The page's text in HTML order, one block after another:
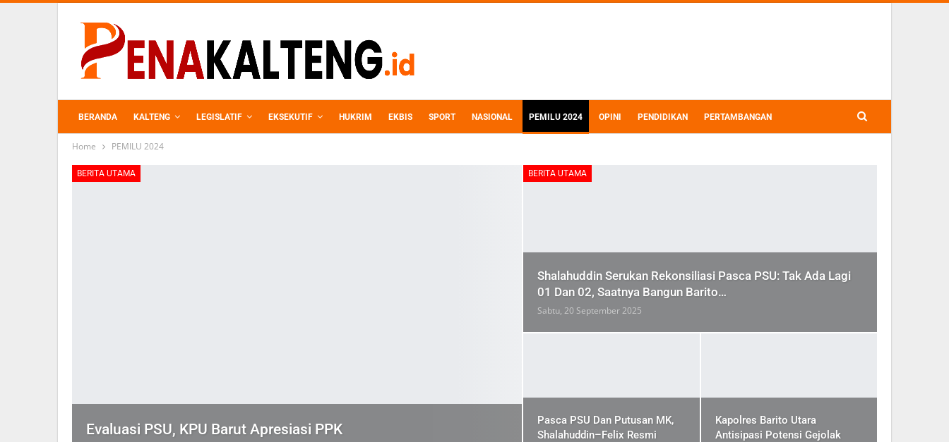
BERANDA KALTENG LEGISLATIF EKSEKUTIF HUKRIM EKBIS SPORT NASIONAL PEMILU 2024 OPINI PENDIDIKAN PERTAMBANGAN
PERKEBUNAN
Home PEMILU 2024
BERITA UTAMA
Evaluasi PSU, KPU Barut Apresiasi PPK
BERITA UTAMA
Shalahuddin Serukan Rekonsiliasi Pasca PSU: Tak Ada Lagi
01 Dan 02, Saatnya Bangun Barito…
Sabtu, 20 September 2025
Pasca PSU Dan Putusan MK,
Shalahuddin–Felix Resmi
Kapolres Barito Utara
Antisipasi Potensi Gejolak